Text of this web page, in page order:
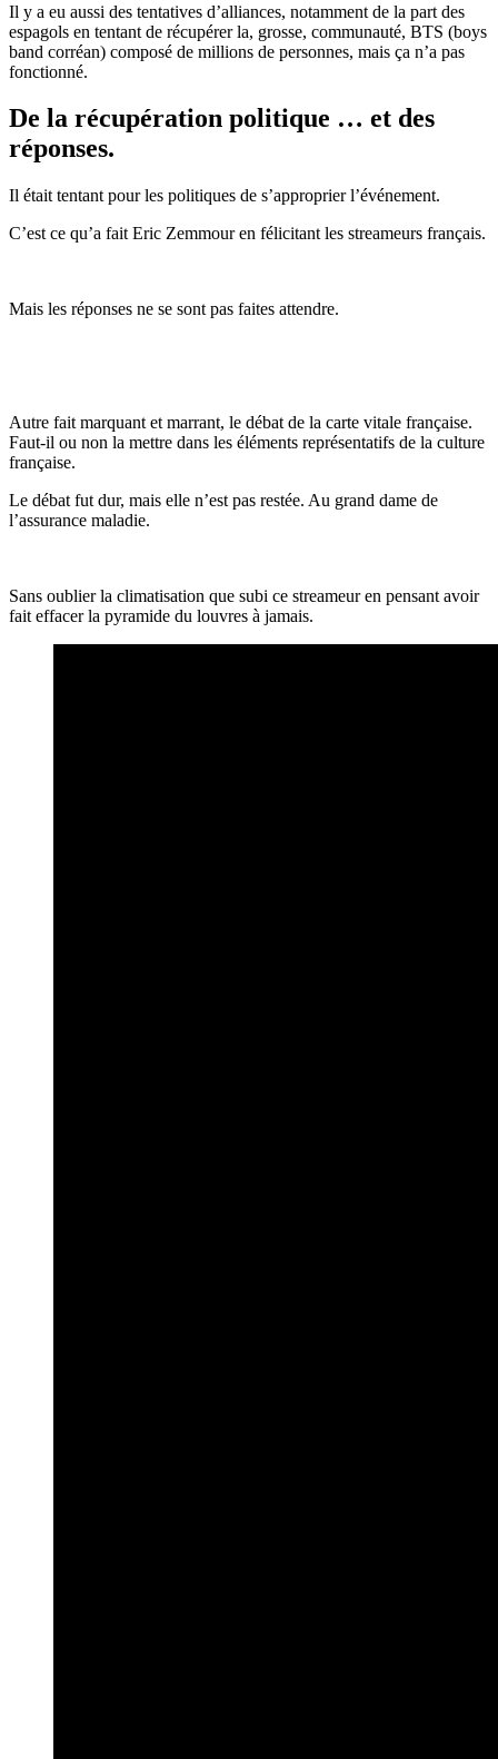
Il y a eu aussi des tentatives d’alliances, notamment de la part des
espagols en tentant de récupérer la, grosse, communauté, BTS (boys
band corréan) composé de millions de personnes, mais ça n’a pas
fonctionné.
De la récupération politique … et des
réponses.
Il était tentant pour les politiques de s’approprier l’événement.
C’est ce qu’a fait Eric Zemmour en félicitant les streameurs français.
Mais les réponses ne se sont pas faites attendre.
Autre fait marquant et marrant, le débat de la carte vitale française.
Faut-il ou non la mettre dans les éléments représentatifs de la culture
française.
Le débat fut dur, mais elle n’est pas restée. Au grand dame de
l’assurance maladie.
Sans oublier la climatisation que subi ce streameur en pensant avoir
fait effacer la pyramide du louvres à jamais.